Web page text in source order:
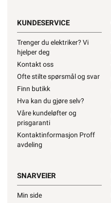
KUNDESERVICE
Trenger du elektriker? Vi
hjelper deg
Kontakt oss
Ofte stilte spørsmål og svar
Finn butikk
Hva kan du gjøre selv?
Våre kundeløfter og
prisgaranti
Kontaktinformasjon Proff
avdeling
SNARVEIER
Min side